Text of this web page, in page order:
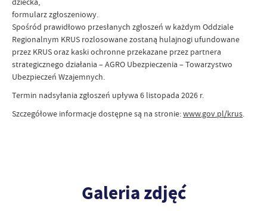
formularz zgłoszeniowy.
Spośród prawidłowo przesłanych zgłoszeń w każdym Oddziale
Regionalnym KRUS rozlosowane zostaną hulajnogi ufundowane
przez KRUS oraz kaski ochronne przekazane przez partnera
strategicznego działania – AGRO Ubezpieczenia – Towarzystwo
Ubezpieczeń Wzajemnych.
Termin nadsyłania zgłoszeń upływa 6 listopada 2026 r.
Szczegółowe informacje dostępne są na stronie:www.gov.pl/krus.
Galeria zdjęć